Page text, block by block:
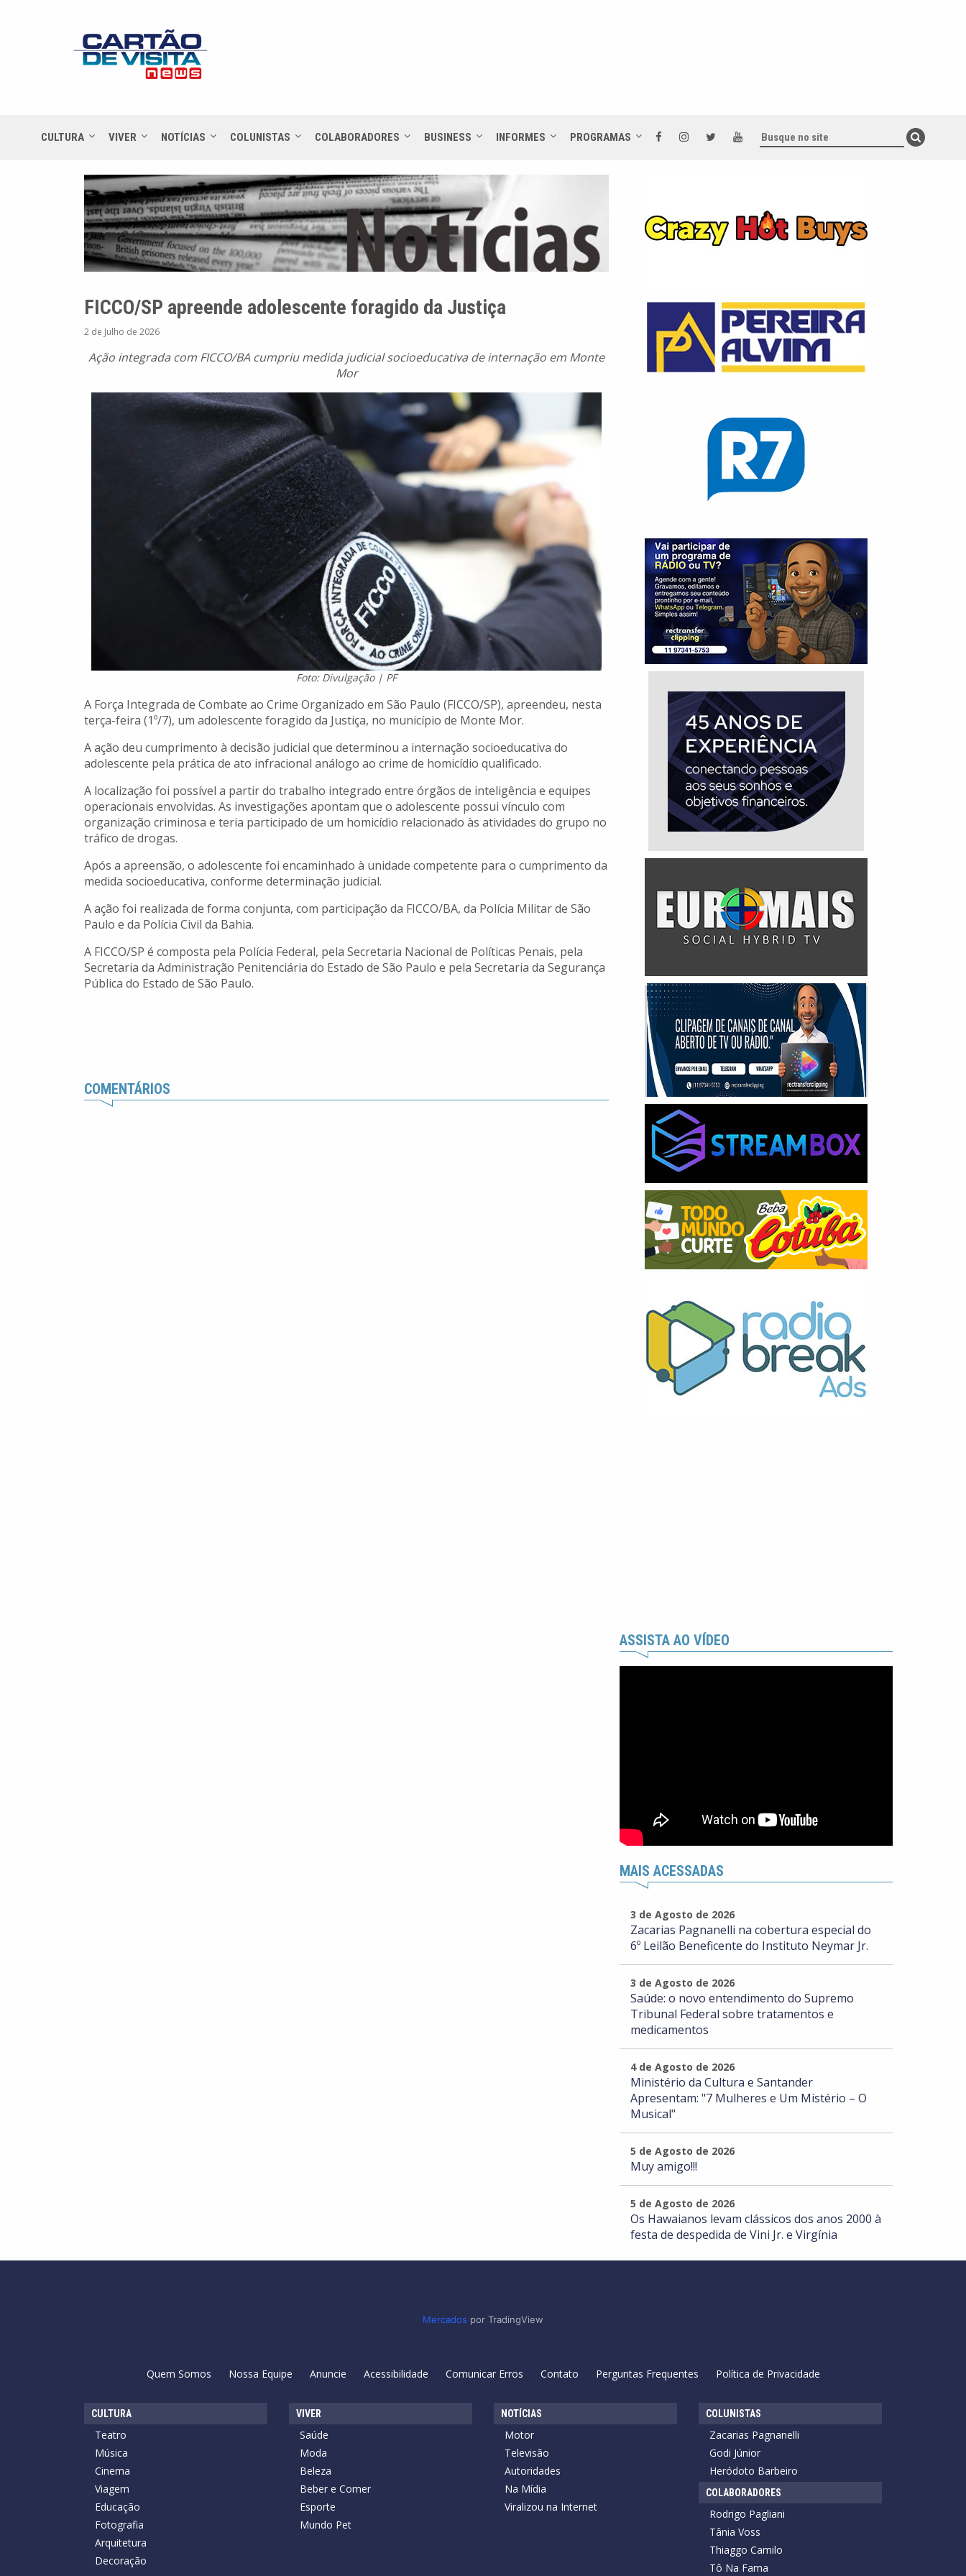
CULTURA VIVER NOTÍCIAS COLUNISTAS COLABORADORES BUSINESS INFORMES PROGRAMAS
FICCO/SP apreende adolescente foragido da Justiça
2 de Julho de 2026
Ação integrada com FICCO/BA cumpriu medida judicial socioeducativa de internação em Monte
Mor
Foto: Divulgação | PF
A Força Integrada de Combate ao Crime Organizado em São Paulo (FICCO/SP), apreendeu, nesta
terça-feira (1º/7), um adolescente foragido da Justiça, no município de Monte Mor.
A ação deu cumprimento à decisão judicial que determinou a internação socioeducativa do
adolescente pela prática de ato infracional análogo ao crime de homicídio qualificado.
A localização foi possível a partir do trabalho integrado entre órgãos de inteligência e equipes
operacionais envolvidas. As investigações apontam que o adolescente possui vínculo com
organização criminosa e teria participado de um homicídio relacionado às atividades do grupo no
tráfico de drogas.
Após a apreensão, o adolescente foi encaminhado à unidade competente para o cumprimento da
medida socioeducativa, conforme determinação judicial.
A ação foi realizada de forma conjunta, com participação da FICCO/BA, da Polícia Militar de São
Paulo e da Polícia Civil da Bahia.
A FICCO/SP é composta pela Polícia Federal, pela Secretaria Nacional de Políticas Penais, pela
Secretaria da Administração Penitenciária do Estado de São Paulo e pela Secretaria da Segurança
Pública do Estado de São Paulo.
COMENTÁRIOS
ASSISTA AO VÍDEO
MAIS ACESSADAS
3 de Agosto de 2026
Zacarias Pagnanelli na cobertura especial do
6º Leilão Beneficente do Instituto Neymar Jr.
3 de Agosto de 2026
Saúde: o novo entendimento do Supremo
Tribunal Federal sobre tratamentos e
medicamentos
4 de Agosto de 2026
Ministério da Cultura e Santander
Apresentam: "7 Mulheres e Um Mistério – O
Musical"
5 de Agosto de 2026
Muy amigo!!!
5 de Agosto de 2026
Os Hawaianos levam clássicos dos anos 2000 à
festa de despedida de Vini Jr. e Virgínia
Mercados por TradingView
Quem Somos Nossa Equipe Anuncie Acessibilidade Comunicar Erros Contato Perguntas Frequentes Política de Privacidade
CULTURA
Teatro
Música
Cinema
Viagem
Educação
Fotografia
Arquitetura
Decoração
VIVER
Saúde
Moda
Beleza
Beber e Comer
Esporte
Mundo Pet
NOTÍCIAS
Motor
Televisão
Autoridades
Na Mídia
Viralizou na Internet
COLUNISTAS
Zacarias Pagnanelli
Godi Júnior
Heródoto Barbeiro
COLABORADORES
Rodrigo Pagliani
Tânia Voss
Thiaggo Camilo
Tô Na Fama